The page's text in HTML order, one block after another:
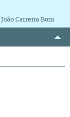
João Carreira Bom